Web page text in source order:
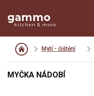
gammo
kitchen & more
Mytí - čištění
MYČKA NÁDOBÍ